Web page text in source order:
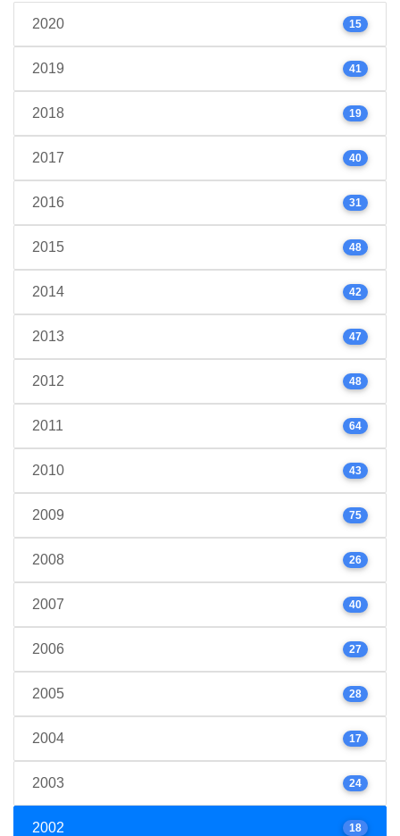
2020 15
2019 41
2018 19
2017 40
2016 31
2015 48
2014 42
2013 47
2012 48
2011 64
2010 43
2009 75
2008 26
2007 40
2006 27
2005 28
2004 17
2003 24
2002 18